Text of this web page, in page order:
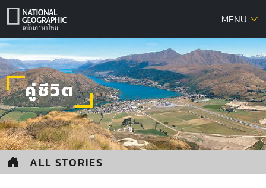
Skip
MENU
คู่ชีวิต
ALL STORIES